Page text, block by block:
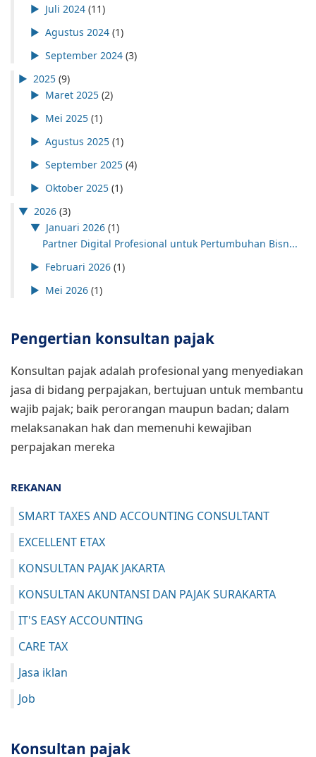
► Juli 2024 (11)
► Agustus 2024 (1)
► September 2024 (3)
► 2025 (9)
► Maret 2025 (2)
► Mei 2025 (1)
► Agustus 2025 (1)
► September 2025 (4)
► Oktober 2025 (1)
▼ 2026 (3)
▼ Januari 2026 (1)
Partner Digital Profesional untuk Pertumbuhan Bisn...
► Februari 2026 (1)
► Mei 2026 (1)
Pengertian konsultan pajak
Konsultan pajak adalah profesional yang menyediakan
jasa di bidang perpajakan, bertujuan untuk membantu
wajib pajak; baik perorangan maupun badan; dalam
melaksanakan hak dan memenuhi kewajiban
perpajakan mereka
REKANAN
SMART TAXES AND ACCOUNTING CONSULTANT
EXCELLENT ETAX
KONSULTAN PAJAK JAKARTA
KONSULTAN AKUNTANSI DAN PAJAK SURAKARTA
IT'S EASY ACCOUNTING
CARE TAX
Jasa iklan
Job
Konsultan pajak